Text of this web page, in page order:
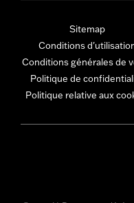
Sitemap
Conditions
Conditions générales de
Politique de
Politique relative aux